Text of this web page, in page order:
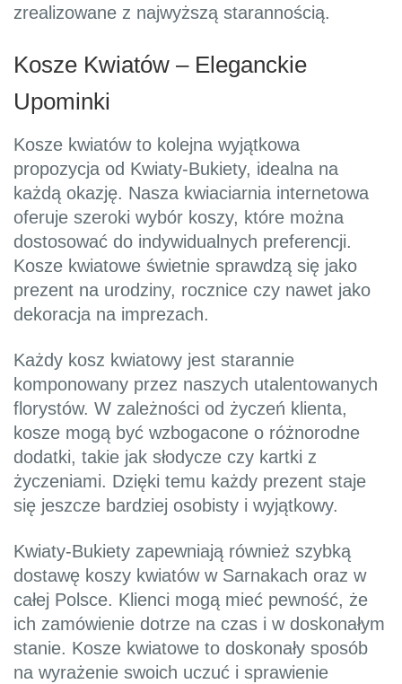
zrealizowane z najwyższą starannością.
Kosze Kwiatów – Eleganckie
Upominki
Kosze kwiatów to kolejna wyjątkowa
propozycja od Kwiaty-Bukiety, idealna na
każdą okazję. Nasza kwiaciarnia internetowa
oferuje szeroki wybór koszy, które można
dostosować do indywidualnych preferencji.
Kosze kwiatowe świetnie sprawdzą się jako
prezent na urodziny, rocznice czy nawet jako
dekoracja na imprezach.
Każdy kosz kwiatowy jest starannie
komponowany przez naszych utalentowanych
florystów. W zależności od życzeń klienta,
kosze mogą być wzbogacone o różnorodne
dodatki, takie jak słodycze czy kartki z
życzeniami. Dzięki temu każdy prezent staje
się jeszcze bardziej osobisty i wyjątkowy.
Kwiaty-Bukiety zapewniają również szybką
dostawę koszy kwiatów w Sarnakach oraz w
całej Polsce. Klienci mogą mieć pewność, że
ich zamówienie dotrze na czas i w doskonałym
stanie. Kosze kwiatowe to doskonały sposób
na wyrażenie swoich uczuć i sprawienie